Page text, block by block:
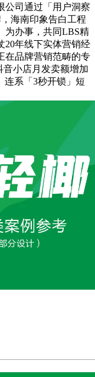
公司通过「用户洞察
海南印象告白工程
为办事，共同LBS精
20年线下实体营销经
在品牌营销范畴的专
音小店月发卖额增加
连系「3秒开锁」短